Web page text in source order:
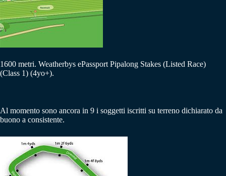
1600 metri. Weatherbys ePassport Pipalong Stakes (Listed Race)
(Class 1) (4yo+).
Al momento sono ancora in 9 i soggetti iscritti su terreno dichiarato da
buono a consistente.